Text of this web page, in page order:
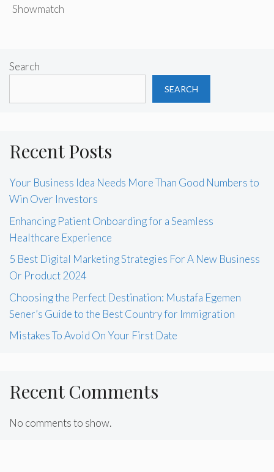
Showmatch
Search
SEARCH
Recent Posts
Your Business Idea Needs More Than Good Numbers to
Win Over Investors
Enhancing Patient Onboarding for a Seamless
Healthcare Experience
5 Best Digital Marketing Strategies For A New Business
Or Product 2024
Choosing the Perfect Destination: Mustafa Egemen
Sener’s Guide to the Best Country for Immigration
Mistakes To Avoid On Your First Date
Recent Comments
No comments to show.